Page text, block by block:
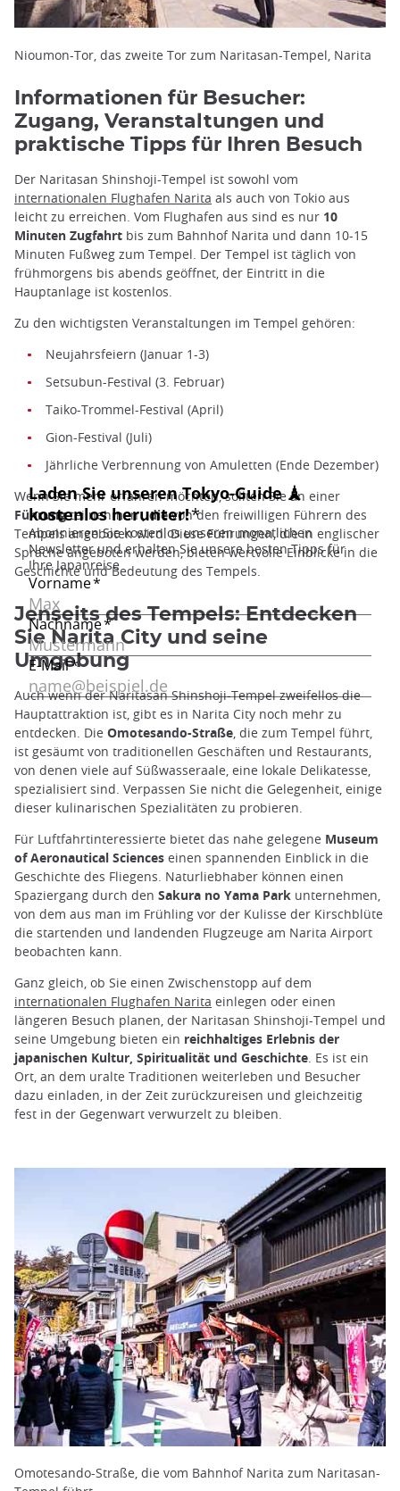
Nioumon-Tor, das zweite Tor zum Naritasan-Tempel, Narita
Informationen für Besucher:
Zugang, Veranstaltungen und
praktische Tipps für Ihren Besuch
Der Naritasan Shinshoji-Tempel ist sowohl vom
internationalen Flughafen Narita als auch von Tokio aus
leicht zu erreichen. Vom Flughafen aus sind es nur 10
Minuten Zugfahrt bis zum Bahnhof Narita und dann 10-15
Minuten Fußweg zum Tempel. Der Tempel ist täglich von
frühmorgens bis abends geöffnet, der Eintritt in die
Hauptanlage ist kostenlos.
Zu den wichtigsten Veranstaltungen im Tempel gehören:
Neujahrsfeiern (Januar 1-3)
Setsubun-Festival (3. Februar)
Taiko-Trommel-Festival (April)
Gion-Festival (Juli)
Jährliche Verbrennung von Amuletten (Ende Dezember)
Wenn Sie mehr erfahren möchten, sollten Sie an einer
Führungteilnehmen, dievon den freiwilligen Führern des
Tempels angeboten wird. Diese Führungen, die in englischer
Sprache angeboten werden, bieten wertvolle Einblicke in die
Geschichte und Bedeutung des Tempels.
Jenseits des Tempels: Entdecken
Sie Narita City und seine
Umgebung
Auch wenn der Naritasan Shinshoji-Tempel zweifellos die
Hauptattraktion ist, gibt es in Narita City noch mehr zu
entdecken. Die Omotesando-Straße, die zum Tempel führt,
ist gesäumt von traditionellen Geschäften und Restaurants,
von denen viele auf Süßwasseraale, eine lokale Delikatesse,
spezialisiert sind. Verpassen Sie nicht die Gelegenheit, einige
dieser kulinarischen Spezialitäten zu probieren.
Für Luftfahrtinteressierte bietet das nahe gelegene Museum
of Aeronautical Sciences einen spannenden Einblick in die
Geschichte des Fliegens. Naturliebhaber können einen
Spaziergang durch den Sakura no Yama Park unternehmen,
von dem aus man im Frühling vor der Kulisse der Kirschblüte
die startenden und landenden Flugzeuge am Narita Airport
beobachten kann.
Ganz gleich, ob Sie einen Zwischenstopp auf dem
internationalen Flughafen Narita einlegen oder einen
längeren Besuch planen, der Naritasan Shinshoji-Tempel und
seine Umgebung bieten ein reichhaltiges Erlebnis der
japanischen Kultur, Spiritualität und Geschichte. Es ist ein
Ort, an dem uralte Traditionen weiterleben und Besucher
dazu einladen, in der Zeit zurückzureisen und gleichzeitig
fest in der Gegenwart verwurzelt zu bleiben.
Omotesando-Straße, die vom Bahnhof Narita zum Naritasan-